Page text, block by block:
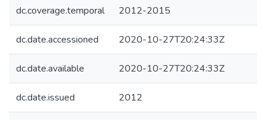
dc.coverage.temporal 2012-2015
dc.date.accessioned 2020-10-27T20:24:33Z
dc.date.available 2020-10-27T20:24:33Z
dc.date.issued 2012